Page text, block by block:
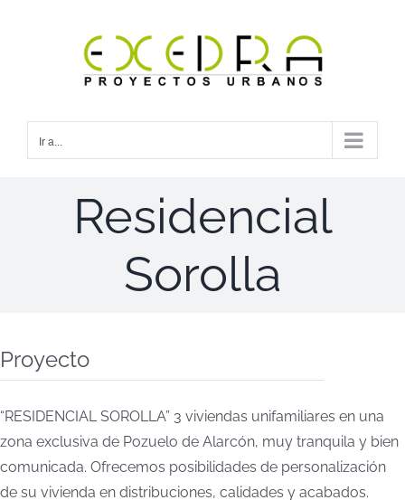
Ir a...
Residencial
Sorolla
Proyecto
“RESIDENCIAL SOROLLA” 3 viviendas unifamiliares en una
zona exclusiva de Pozuelo de Alarcón, muy tranquila y bien
comunicada. Ofrecemos posibilidades de personalización
de su vivienda en distribuciones, calidades y acabados.